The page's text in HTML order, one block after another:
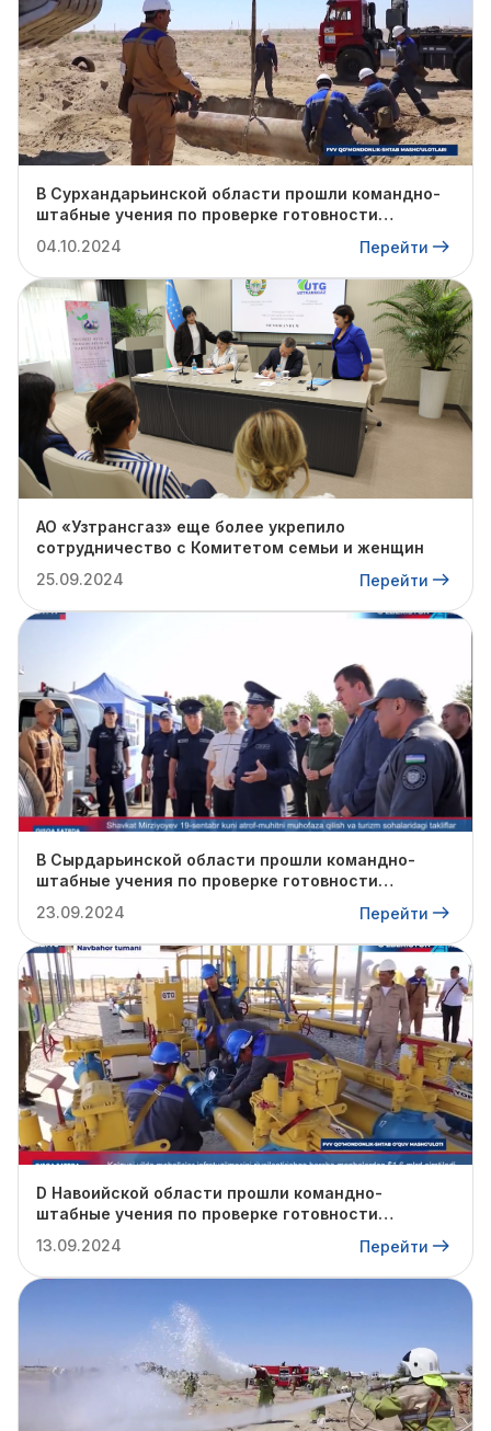
В Сурхандарьинской области прошли командно-
штабные учения по проверке готовности
отопительному сезону.
04.10.2024 Перейти
АО «Узтрансгаз» еще более укрепило
сотрудничество с Комитетом семьи и женщин
25.09.2024
Перейти
В Сырдарьинской области прошли командно-
штабные учения по проверке готовности
отопительному сезону.
23.09.2024 Перейти
D Навоийской области прошли командно-
штабные учения по проверке готовности
отопительному сезону.
13.09.2024 Перейти